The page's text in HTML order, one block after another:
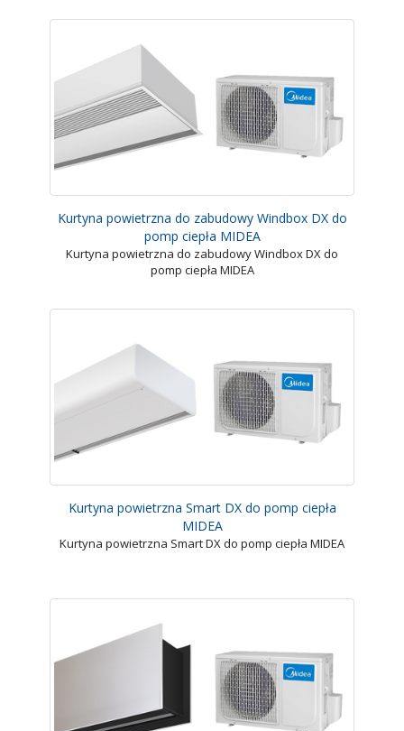
Kurtyna powietrzna do zabudowy Windbox DX do
pomp ciepła MIDEA
Kurtyna powietrzna do zabudowy Windbox DX do
pomp ciepła MIDEA
Kurtyna powietrzna Smart DX do pomp ciepła
MIDEA
Kurtyna powietrzna Smart DX do pomp ciepła MIDEA